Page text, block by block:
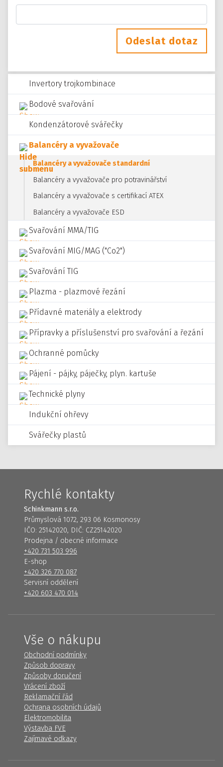
Invertory trojkombinace
Bodové svařování
Kondenzátorové svářečky
Balancéry a vyvažovače
Balancéry a vyvažovače standardní
Balancéry a vyvažovače pro potravinářství
Balancéry a vyvažovače s certifikací ATEX
Balancéry a vyvažovače ESD
Svařování MMA/TIG
Svařování MIG/MAG ("Co2")
Svařování TIG
Plazma - plazmové řezání
Přídavné materiály a elektrody
Přípravky a příslušenství pro svařování a řezání
Ochranné pomůcky
Pájení - pájky, páječky, plyn. kartuše
Technické plyny
Indukční ohřevy
Svářečky plastů
Odeslat dotaz
Rychlé kontakty
Schinkmann s.r.o.
Průmyslová 1072, 293 06 Kosmonosy
IČO: 25142020, DIČ: CZ25142020
Prodejna / obecné informace
+420 731 503 996
E-shop
+420 326 770 087
Servisní oddělení
+420 603 470 014
Vše o nákupu
Obchodní podmínky
Způsob dopravy
Způsoby doručení
Vrácení zboží
Reklamační řád
Ochrana osobních údajů
Elektromobilita
Výstavba FVE
Zajímavé odkazy